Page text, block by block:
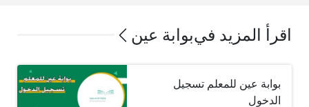
اقرأ المزيد فيبوابة عين
بوابة عين للمعلم تسجيل
الدخول